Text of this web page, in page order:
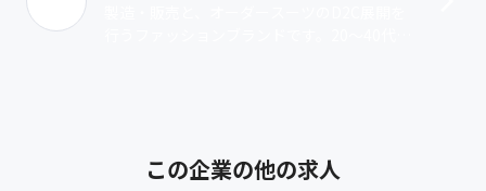
この企業の他の求人